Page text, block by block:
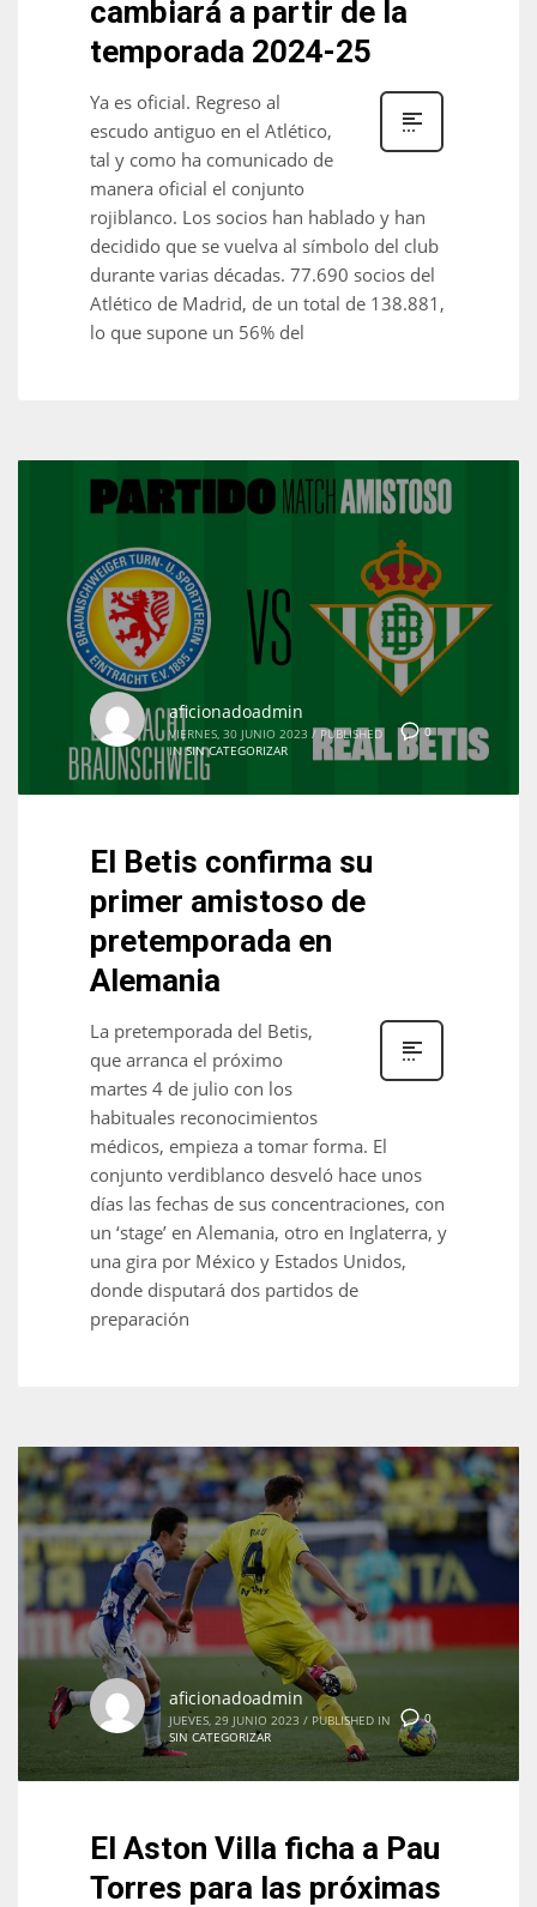
cambiará a partir de la
temporada 2024-25
Ya es oficial. Regreso al
escudo antiguo en el Atlético,
tal y como ha comunicado de
manera oficial el conjunto
rojiblanco. Los socios han hablado y han
decidido que se vuelva al símbolo del club
durante varias décadas. 77.690 socios del
Atlético de Madrid, de un total de 138.881,
lo que supone un 56% del
0
aficionadoadmin
VIERNES, 30 JUNIO 2023 / PUBLISHED
IN SIN CATEGORIZAR
El Betis confirma su
primer amistoso de
pretemporada en
Alemania
La pretemporada del Betis,
que arranca el próximo
martes 4 de julio con los
habituales reconocimientos
médicos, empieza a tomar forma. El
conjunto verdiblanco desveló hace unos
días las fechas de sus concentraciones, con
un ‘stage’ en Alemania, otro en Inglaterra, y
una gira por México y Estados Unidos,
donde disputará dos partidos de
preparación
0
aficionadoadmin
JUEVES, 29 JUNIO 2023 / PUBLISHED IN
SIN CATEGORIZAR
El Aston Villa ficha a Pau
Torres para las próximas